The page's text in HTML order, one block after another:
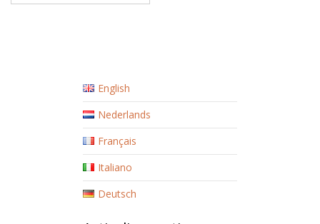
English
Nederlands
Français
Italiano
Deutsch